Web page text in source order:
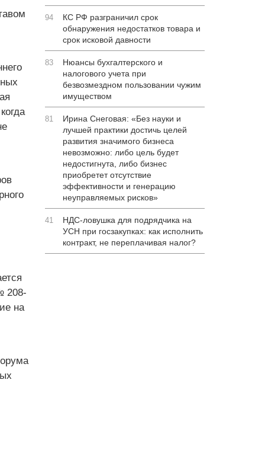
208-
на
94
КС РФ разграничил срок
обнаружения недостатков товара и
срок исковой давности
83
Нюансы бухгалтерского и
налогового учета при
безвозмездном пользовании чужим
имуществом
81
Ирина Снеговая: «Без науки и
лучшей практики достичь целей
развития значимого бизнеса
невозможно: либо цель будет
недостигнута, либо бизнес
приобретет отсутствие
эффективности и генерацию
неуправляемых рисков»
41
НДС-ловушка для подрядчика на
УСН при госзакупках: как исполнить
контракт, не переплачивая налог?